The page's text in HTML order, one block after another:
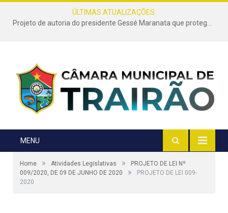
ÚLTIMAS ATUALIZAÇÕES:
Projeto de autoria do presidente Gessé Maranata que protege as estradas vicinais de Trairão é transformado em lei
MENU
Home » Atividades Legislativas »
PROJETO DE LEI Nº
009/2020, DE 09 DE JUNHO DE 2020
»
PROJETO DE LEI 009-
2020